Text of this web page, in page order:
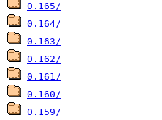
0.165/
0.164/
0.163/
0.162/
0.161/
0.160/
0.159/